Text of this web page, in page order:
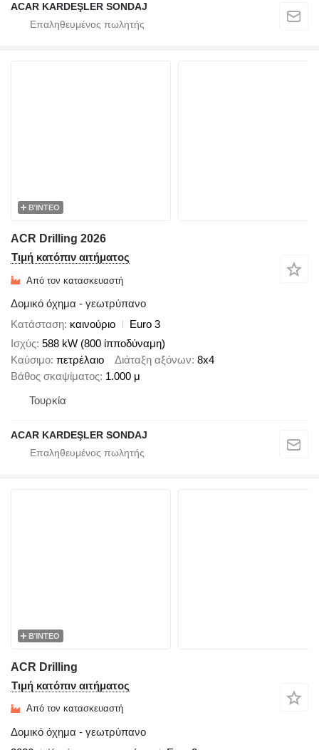
ACAR KARDEŞLER SONDAJ
ΒΊΝΤΕΟ
ACR Drilling 2026
Τιμή κατόπιν αιτήματος
Από τον κατασκευαστή
Δομικό όχημα - γεωτρύπανο
Κατάσταση καινούριο
Euro 3
Ισχύς 588 kW (800 ίπποδύναμη)
Καύσιμο πετρέλαιο Διάταξη αξόνων 8x4
Βάθος σκαψίματος 1.000 μ
Τουρκία
ACAR KARDEŞLER SONDAJ
ΒΊΝΤΕΟ
ACR Drilling
Τιμή κατόπιν αιτήματος
Από τον κατασκευαστή
Δομικό όχημα - γεωτρύπανο